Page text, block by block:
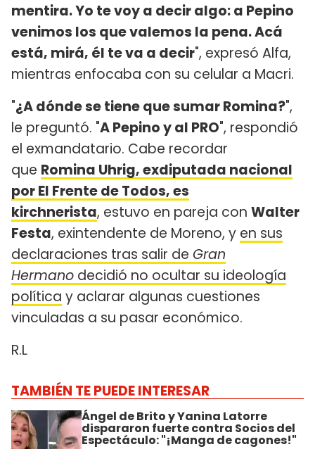
mentira. Yo te voy a decir algo: a Pepino
venimos los que valemos la pena. Acá
está, mirá, él te va a decir", expresó Alfa,
mientras enfocaba con su celular a Macri.
"¿A dónde se tiene que sumar Romina?",
le preguntó. "A Pepino y al PRO", respondió
el exmandatario. Cabe recordar
que Romina Uhrig, exdiputada nacional
por El Frente de Todos, es
kirchnerista, estuvo en pareja con Walter
Festa, exintendente de Moreno, y en sus
declaraciones tras salir de Gran
Hermano decidió no ocultar su ideología
política y aclarar algunas cuestiones
vinculadas a su pasar económico.
R.L
TAMBIÉN TE PUEDE INTERESAR
Ángel de Brito y Yanina Latorre
dispararon fuerte contra Socios del
Espectáculo: "¡Manga de cagones!"